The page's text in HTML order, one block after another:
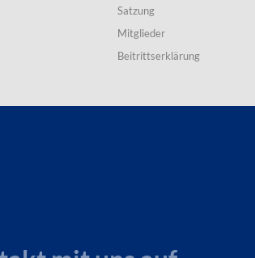
Satzung
Mitglieder
Beitrittserklärung